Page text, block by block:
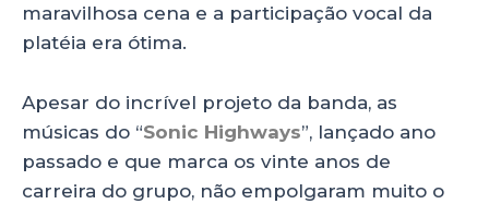
maravilhosa cena e a participação vocal da
platéia era ótima.
Apesar do incrível projeto da banda, as
músicas do “Sonic Highways”, lançado ano
passado e que marca os vinte anos de
carreira do grupo, não empolgaram muito o